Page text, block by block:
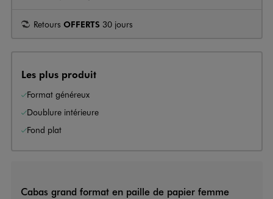
Retours OFFERTS 30 jours
Les plus produit
Format généreux
Doublure intérieure
Fond plat
Cabas grand format en paille de papier femme